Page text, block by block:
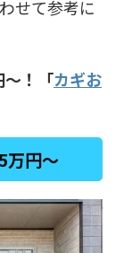
せて参考に
！「カギお
万円〜